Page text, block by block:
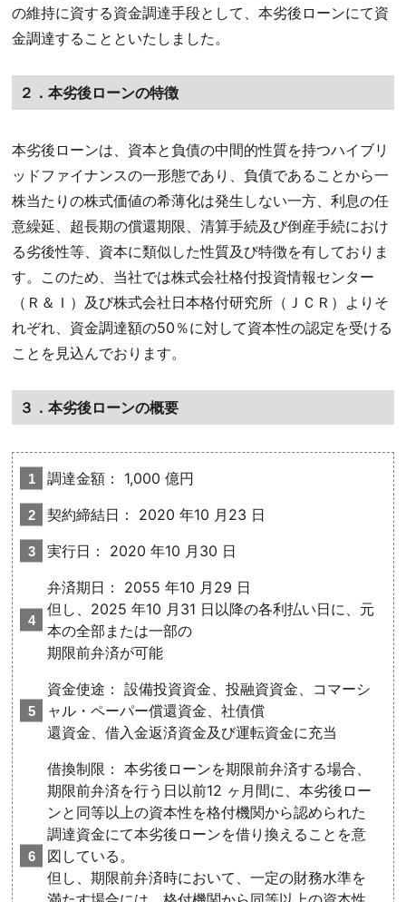
の維持に資する資金調達手段として、本劣後ローンにて資
金調達することといたしました。
２．本劣後ローンの特徴
本劣後ローンは、資本と負債の中間的性質を持つハイブリ
ッドファイナンスの一形態であり、負債であることから一
株当たりの株式価値の希薄化は発生しない一方、利息の任
意繰延、超長期の償還期限、清算手続及び倒産手続におけ
る劣後性等、資本に類似した性質及び特徴を有しておりま
す。このため、当社では株式会社格付投資情報センター
（Ｒ＆Ｉ）及び株式会社日本格付研究所（ＪＣＲ）よりそ
れぞれ、資金調達額の50％に対して資本性の認定を受ける
ことを見込んでおります。
３．本劣後ローンの概要
調達金額： 1,000 億円
契約締結日： 2020 年10 月23 日
実行日： 2020 年10 月30 日
弁済期日： 2055 年10 月29 日
但し、2025 年10 月31 日以降の各利払い日に、元
本の全部または一部の
期限前弁済が可能
資金使途： 設備投資資金、投融資資金、コマーシ
ャル・ペーパー償還資金、社債償
還資金、借入金返済資金及び運転資金に充当
借換制限： 本劣後ローンを期限前弁済する場合、
期限前弁済を行う日以前12 ヶ月間に、本劣後ロー
ンと同等以上の資本性を格付機関から認められた
調達資金にて本劣後ローンを借り換えることを意
図している。
但し、期限前弁済時において、一定の財務水準を